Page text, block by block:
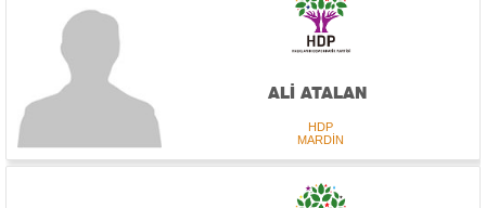
ALİ ATALAN
HDP
MARDİN